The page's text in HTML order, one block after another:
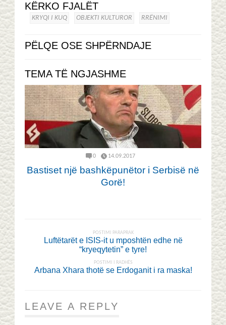
KËRKO FJALËT
KRYQI I KUQ OBJEKTI KULTUROR RRËNIMI
PËLQE OSE SHPËRNDAJE
TEMA TË NGJASHME
0 14.09.2017
Bastiset një bashkëpunëtor i Serbisë në
Gorë!
POSTIMI PARAPRAK
Luftëtarët e ISIS-it u mposhtën edhe në
“kryeqytetin” e tyre!
POSTIMI I RADHËS
Arbana Xhara thotë se Erdoganit i ra maska!
LEAVE A REPLY